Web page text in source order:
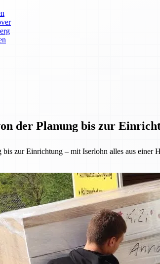
der Planung bis zur
zur Einrichtung – mit Iserlohn alles aus einer